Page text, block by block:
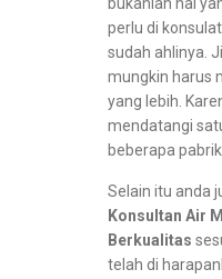
perlu di
sudah ahlinya.
mungkin harus
yang lebih.
mendatangi
beberapa pabrik.
Selain itu anda
Konsultan Air
Berkualitas
telah di